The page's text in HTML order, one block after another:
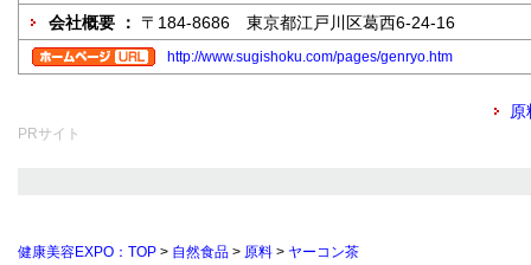
会社概要 ： 〒184-8686 東京都江戸川区葛西6-24-16
http://www.sugishoku.com/pages/genryo.htm
PRサイト
健康美容EXPO：TOP > 自然食品 > 原料 > ヤーコン茶